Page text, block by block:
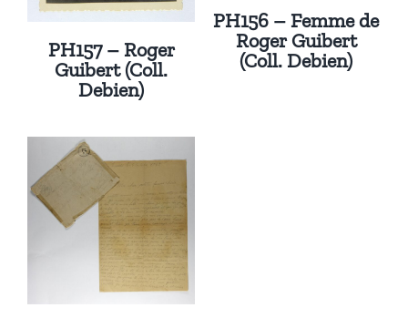
PH157 – Roger
Guibert (Coll.
Debien)
PH156 – Femme de
Roger Guibert
(Coll. Debien)